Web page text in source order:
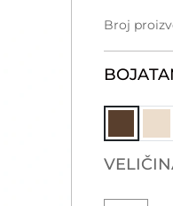
Broj
BOJA